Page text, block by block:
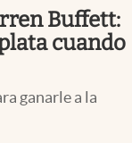
Uruguay
Buffett:
cuando
ganarle a la